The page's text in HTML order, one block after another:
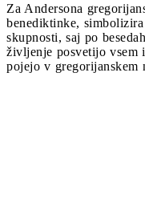
Za Andersona
benediktinke,
skupnosti, saj po
življenje posvetijo vsem
pojejo v gregorijanskem